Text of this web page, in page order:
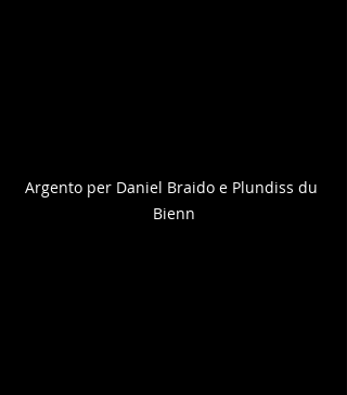
Argento per Daniel Braido e Plundiss du
Bienn